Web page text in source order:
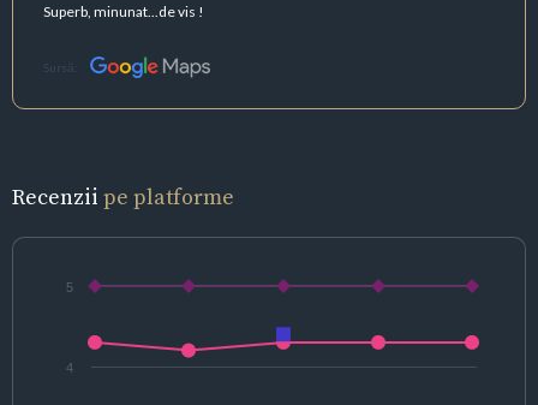
Superb, minunat...de vis !
Sursă:
Recenzii pe platforme
4
5